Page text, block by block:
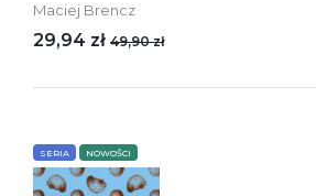
Maciej Brencz
29,94 zł 49,90 zł
SERIA NOWOŚCI